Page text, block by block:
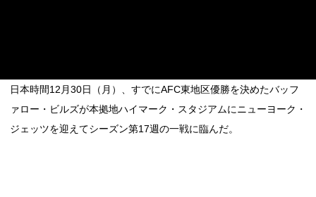
日本時間12月30日（月）、すでにAFC東地区優勝を決めたバッフ
ァロー・ビルズが本拠地ハイマーク・スタジアムにニューヨーク・
ジェッツを迎えてシーズン第17週の一戦に臨んだ。